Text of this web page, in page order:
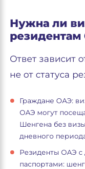
Нужна ли
Ответ зависит
не от статуса
Граждане ОАЭ:
ОАЭ могут
Шенгена без
дневного
Резиденты ОАЭ
паспортами: